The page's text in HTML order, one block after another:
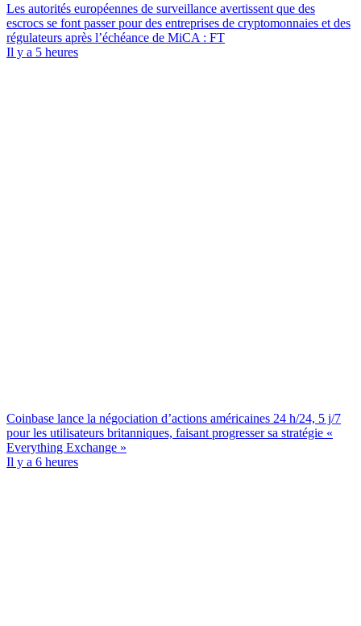
Les autorités européennes de surveillance avertissent que des
escrocs se font passer pour des entreprises de cryptomonnaies et des
régulateurs après l’échéance de MiCA : FT
Il y a 5 heures
Coinbase lance la négociation d’actions américaines 24 h/24, 5 j/7
pour les utilisateurs britanniques, faisant progresser sa stratégie «
Everything Exchange »
Il y a 6 heures